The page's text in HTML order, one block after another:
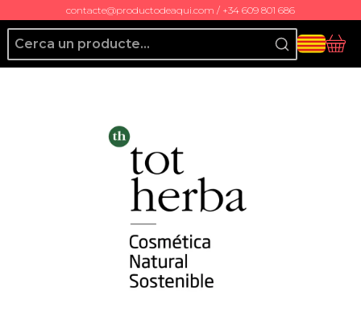
contacte@productodeaqui.com / +34 609 801 686
Producto de Aquí